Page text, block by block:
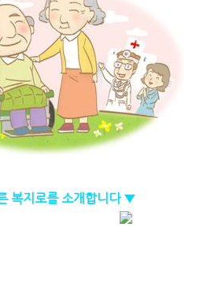
복지로를 소개합니다 ▼